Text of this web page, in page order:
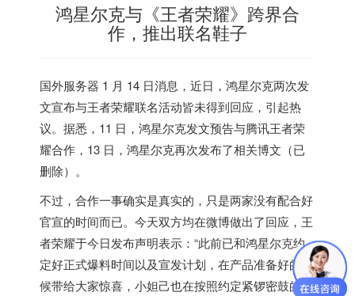
鸿星尔克与《王者荣耀》跨界合
作，推出联名鞋子
国外服务器 1 月 14 日消息，近日，鸿星尔克两次发
文宣布与王者荣耀联名活动皆未得到回应，引起热
议。据悉，11 日，鸿星尔克发文预告与腾讯王者荣
耀合作，13 日，鸿星尔克再次发布了相关博文（已
删除）。
不过，合作一事确实是真实的，只是两家没有配合好
官宣的时间而已。今天双方均在微博做出了回应，王
者荣耀于今日发布声明表示：“此前已和鸿星尔克约
定好正式爆料时间以及宣发计划，在产品准备好的时
候带给大家惊喜，小妲己也在按照约定紧锣密鼓的准